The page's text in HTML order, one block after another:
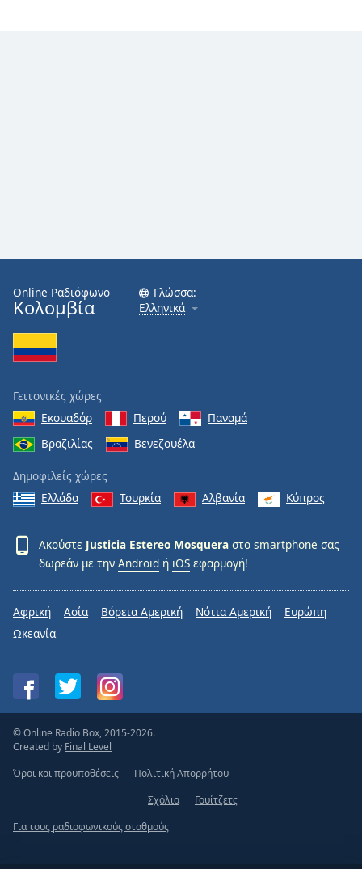
Online Ραδιόφωνο
Κολομβία
Γλώσσα:
Ελληνικά
Γειτονικές χώρες
Εκουαδόρ
Περού
Παναμά
Βραζιλίας
Βενεζουέλα
Δημοφιλείς χώρες
Ελλάδα
Τουρκία Αλβανία Κύπρος
Ακούστε Justicia Estereo Mosquera στο smartphone σας
δωρεάν με την Android ή iOS εφαρμογή!
Αφρική Ασία Βόρεια Αμερική Νότια Αμερική
Ευρώπη
Ωκεανία
© Online Radio Box, 2015-2026.
Created by Final Level
Όροι και προϋποθέσεις
Πολιτική Απορρήτου
Σχόλια
Γουίτζετς
Για τους ραδιοφωνικούς σταθμούς